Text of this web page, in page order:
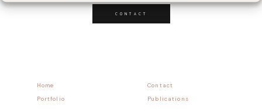
Contact
Home
Publications
Portfolio
CONTACT